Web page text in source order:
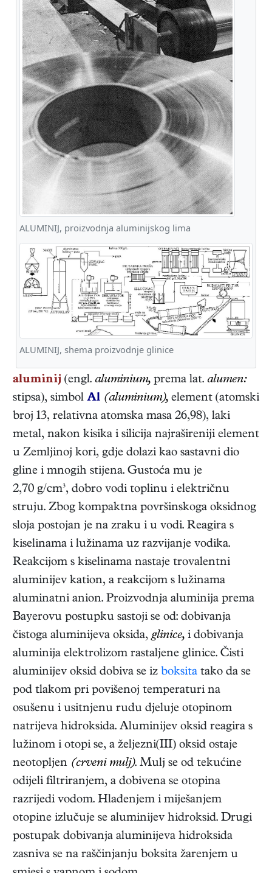
ALUMINIJ, proizvodnja aluminijskog lima
ALUMINIJ, shema proizvodnje glinice
aluminij (engl. aluminium, prema lat. alumen:
stipsa), simbol Al (aluminium), element (atomski
broj 13, relativna atomska masa 26,98), laki
metal, nakon kisika i silicija najrašireniji element
u Zemljinoj kori, gdje dolazi kao sastavni dio
gline i mnogih stijena. Gustoća mu je
2,70 g/cm³, dobro vodi toplinu i električnu
struju. Zbog kompaktna površinskoga oksidnog
sloja postojan je na zraku i u vodi. Reagira s
kiselinama i lužinama uz razvijanje vodika.
Reakcijom s kiselinama nastaje trovalentni
aluminijev kation, a reakcijom s lužinama
aluminatni anion. Proizvodnja aluminija prema
Bayerovu postupku sastoji se od: dobivanja
čistoga aluminijeva oksida,glinice, i dobivanja
aluminija elektrolizom rastaljene glinice. Čisti
aluminijev oksid dobiva se iz boksita tako da se
pod tlakom pri povišenoj temperaturi na
osušenu i usitnjenu rudu djeluje otopinom
natrijeva hidroksida. Aluminijev oksid reagira s
lužinom i otopi se, a željezni(III) oksid ostaje
neotopljen (crveni mulj). Mulj se od tekućine
odijeli filtriranjem, a dobivena se otopina
razrijedi vodom. Hlađenjem i miješanjem
otopine izlučuje se aluminijev hidroksid. Drugi
postupak dobivanja aluminijeva hidroksida
zasniva se na raščinjanju boksita žarenjem u